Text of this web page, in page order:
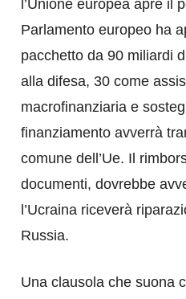
l’Unione europea apre il
Parlamento europeo ha
pacchetto da 90 miliardi
alla difesa, 30 come
macrofinanziaria e
finanziamento avverrà
comune dell’Ue. Il
documenti, dovrebbe
l’Ucraina riceverà
Russia.
Una clausola che suona